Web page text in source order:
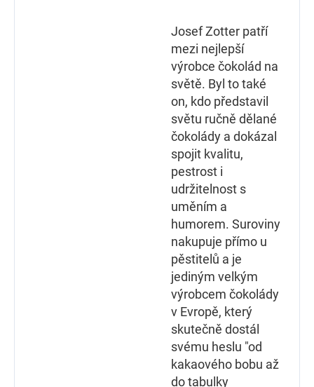
Josef Zotter patří
mezi nejlepší
výrobce čokolád na
světě. Byl to také
on, kdo představil
světu ručně dělané
čokolády a dokázal
spojit kvalitu,
pestrost i
udržitelnost s
uměním a
humorem. Suroviny
nakupuje přímo u
pěstitelů a je
jediným velkým
výrobcem čokolády
v Evropě, který
skutečně dostál
svému heslu "od
kakaového bobu až
do tabulky